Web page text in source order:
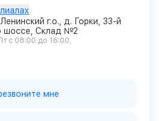
г.о., д. Горки, 33-й
шоссе, Склад №2
с 08:00 до 16:00
мне